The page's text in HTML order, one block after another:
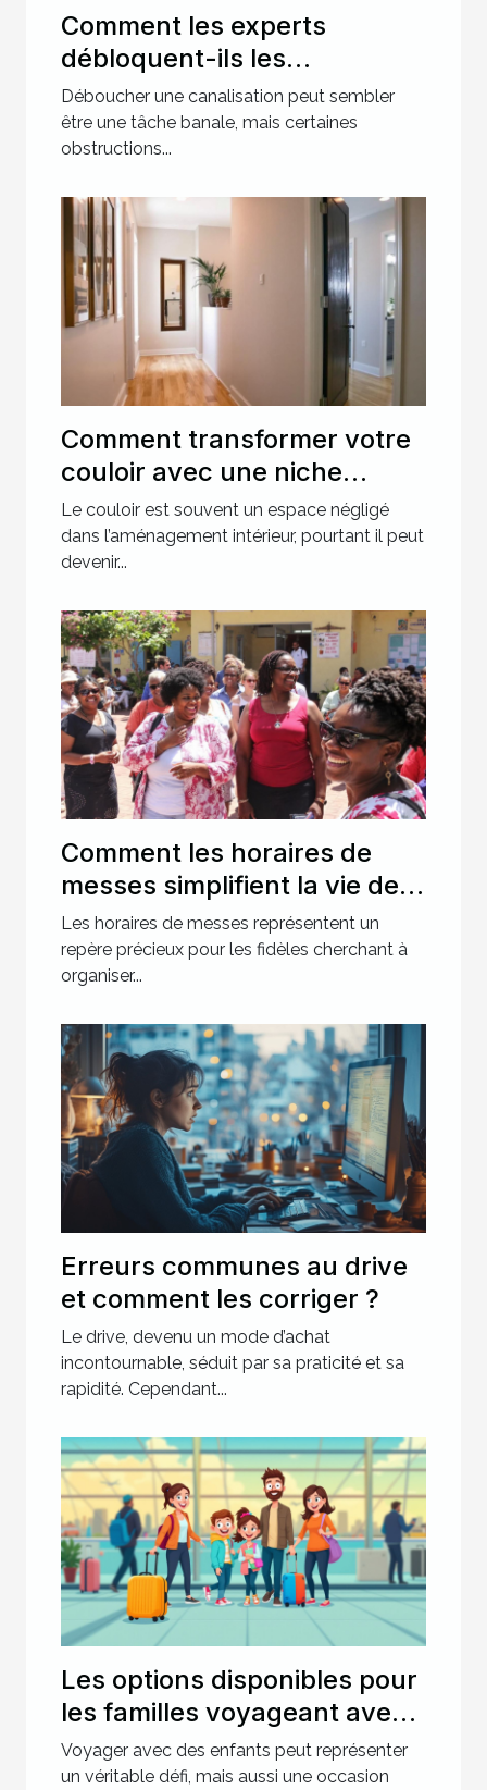
Comment les experts
débloquent-ils les
canalisations les plus
récalcitrantes ?
Déboucher une canalisation peut sembler
être une tâche banale, mais certaines
obstructions...
Comment transformer votre
couloir avec une niche
murale ?
Le couloir est souvent un espace négligé
dans l’aménagement intérieur, pourtant il peut
devenir...
Comment les horaires de
messes simplifient la vie des
pratiquants ?
Les horaires de messes représentent un
repère précieux pour les fidèles cherchant à
organiser...
Erreurs communes au drive
et comment les corriger ?
Le drive, devenu un mode d’achat
incontournable, séduit par sa praticité et sa
rapidité. Cependant...
Les options disponibles pour
les familles voyageant avec
des enfants
Voyager avec des enfants peut représenter
un véritable défi, mais aussi une occasion